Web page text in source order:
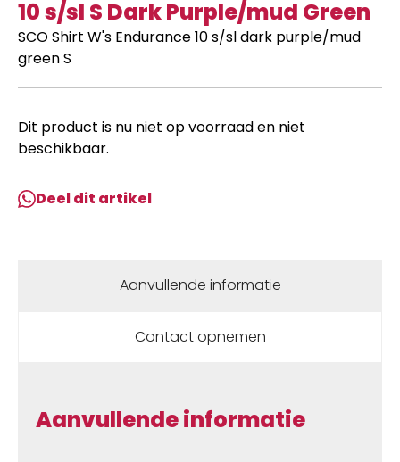
10 s/sl S Dark Purple/mud Green
SCO Shirt W's Endurance 10 s/sl dark purple/mud
green S
Dit product is nu niet op voorraad en niet
beschikbaar.
Deel dit artikel
Aanvullende informatie
Contact opnemen
Aanvullende informatie